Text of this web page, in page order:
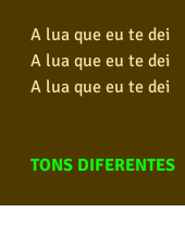
A lua que eu te dei
A lua que eu te dei
A lua que eu te dei
TONS DIFERENTES